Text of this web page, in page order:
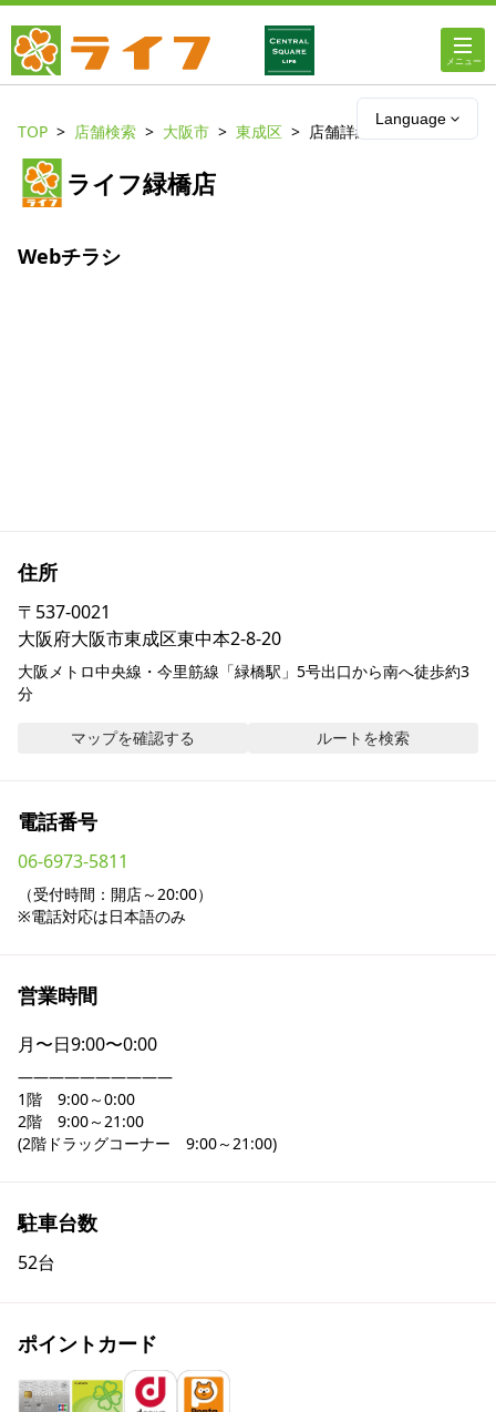
Language
店舗・チラシ情報
Contact us in English
TOP 店舗検索 大阪市 東成区 店舗詳細
ライフ緑橋店
Webチラシ
住所
〒 537-0021
大阪府大阪市東成区東中本2-8-20
大阪メトロ中央線・今里筋線「緑橋駅」5号出口から南へ徒歩約3
分
マップを確認する ルートを検索
電話番号
06-6973-5811
（受付時間：開店～20:00）
※電話対応は日本語のみ
営業時間
月〜日9:00〜0:00
――――――――――
1階　9:00～0:00
2階　9:00～21:00
(2階ドラッグコーナー　9:00～21:00)
駐車台数
52台
ポイントカード